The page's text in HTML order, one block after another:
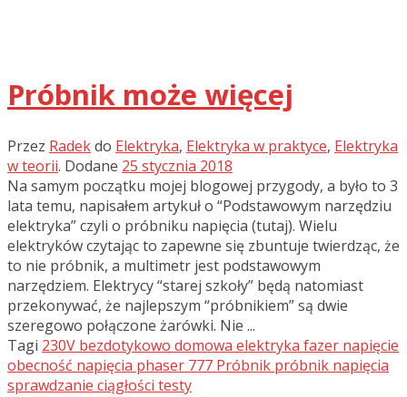
Próbnik może więcej
Przez Radekdo Elektryka, Elektryka w praktyce, Elektryka
w teorii. Dodane 25 stycznia 2018
Na samym początku mojej blogowej przygody, a było to 3
lata temu, napisałem artykuł o “Podstawowym narzędziu
elektryka” czyli o próbniku napięcia (tutaj). Wielu
elektryków czytając to zapewne się zbuntuje twierdząc, że
to nie próbnik, a multimetr jest podstawowym
narzędziem. Elektrycy “starej szkoły” będą natomiast
przekonywać, że najlepszym “próbnikiem” są dwie
szeregowo połączone żarówki. Nie ...
Tagi 230V bezdotykowo domowa elektryka fazer napięcie
obecność napięcia phaser 777 Próbnik próbnik napięcia
sprawdzanie ciągłości testy